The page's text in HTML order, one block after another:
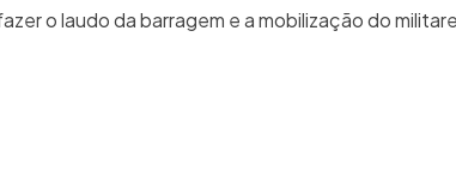
o laudo da barragem e a mobilização do